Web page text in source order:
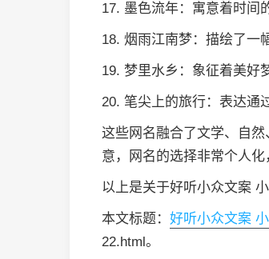
17. 墨色流年：寓意着时间
18. 烟雨江南梦：描绘了一
19. 梦里水乡：象征着美好
20. 笔尖上的旅行：表达通
这些网名融合了文学、自
意，网名的选择非常个人
以上是关于好听小众文案
本文标题： 好听小众文案
22.html。